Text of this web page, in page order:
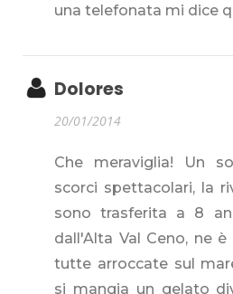
una telefonata mi dice
Dolores
20/01/2014
Che meraviglia! Un
scorci spettacolari, la
sono trasferita a 8
dall'Alta Val Ceno, ne
tutte arroccate sul
si mangia un gelato